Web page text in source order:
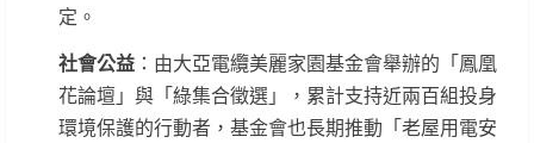
定。
社會公益 ：由大亞電纜美麗家園基金會舉辦的「鳳凰
花論壇」與「綠集合徵選」，累計支持近兩百組投身
環境保護的行動者，基金會也長期推動「老屋用電安